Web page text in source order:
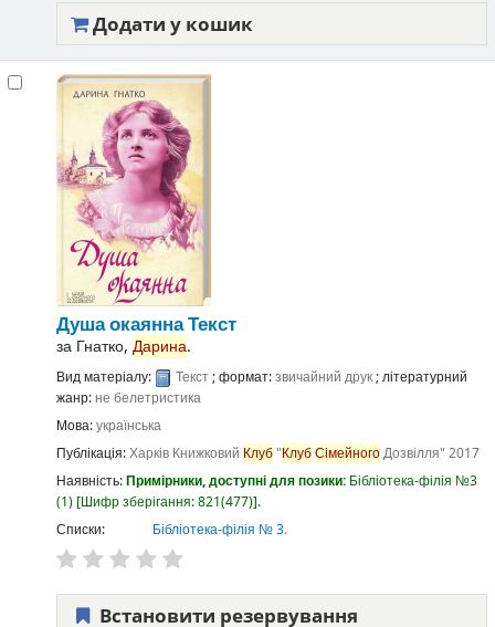
Додати у кошик
Душа окаяннаТекст
за Гнатко, Дарина.
Вид матеріалу: Текст; формат:звичайний друк; літературний
жанр:не белетристика
Мова:українська
Публікація:Харків Книжковий Клуб"КлубСімейногоДозвілля" 2017
Наявність:Примірники, доступні для позики: Бібліотека-філія №3
(1) Шифр зберігання:821(477) .
Списки:
Бібліотека-філія № 3.
Встановити резервування